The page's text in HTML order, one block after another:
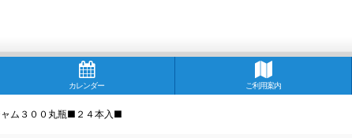
カレンダー ご利用案内
ャム３００丸瓶■２４本入■